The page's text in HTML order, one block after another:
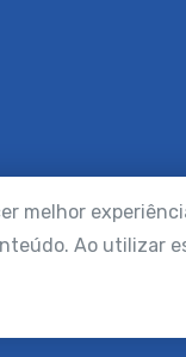
melhor
Ao utilizar